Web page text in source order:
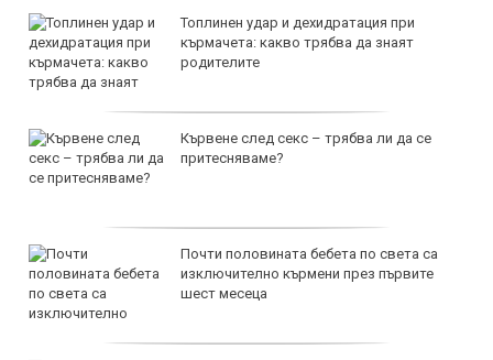
Топлинен удар и дехидратация при
кърмачета: какво трябва да знаят
родителите
Кървене след секс – трябва ли да се
притесняваме?
Почти половината бебета по света са
изключително кърмени през първите
шест месеца